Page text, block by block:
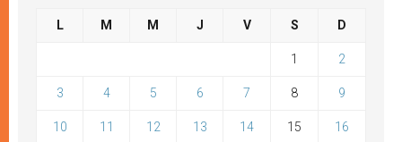
L M M J V S D
1 2
3 4 5 6 7 8 9
10 11 12 13 14 15 16